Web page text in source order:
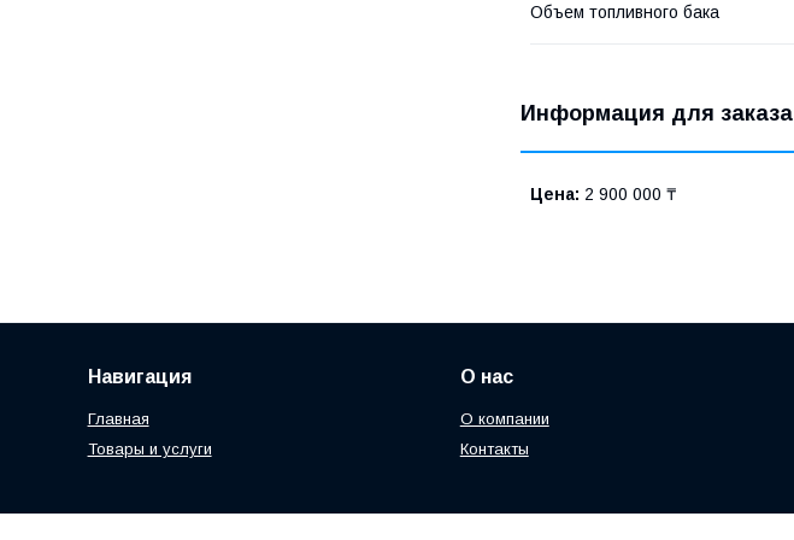
Объем топливного бака
Информация для заказа
Цена: 2 900 000 ₸
Навигация
Главная
Товары и услуги
О нас
О компании
Контакты